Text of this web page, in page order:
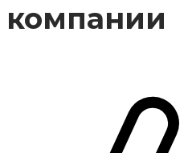
компании